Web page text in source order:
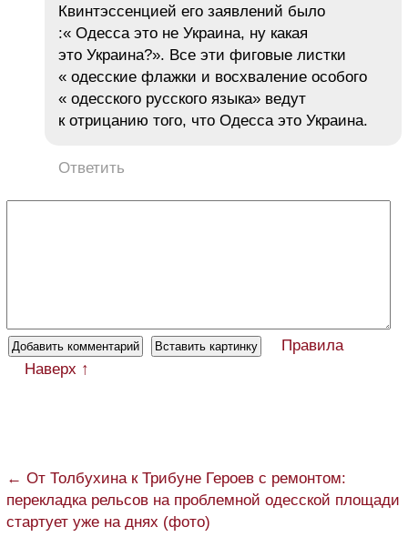
Квинтэссенцией его заявлений было
:« Одесса это не Украина, ну какая
это Украина?». Все эти фиговые листки
« одесские флажки и восхваление особого
« одесского русского языка» ведут
к отрицанию того, что Одесса это Украина.
Ответить
Правила
Наверх ↑
← От Толбухина к Трибуне Героев с ремонтом:
перекладка рельсов на проблемной одесской площади
стартует уже на днях (фото)